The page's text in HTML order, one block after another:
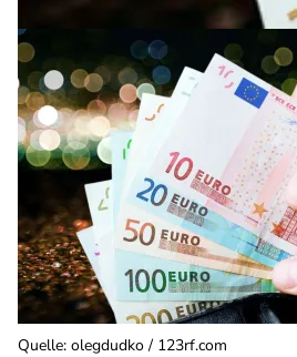
Quelle: olegdudko / 123rf.com